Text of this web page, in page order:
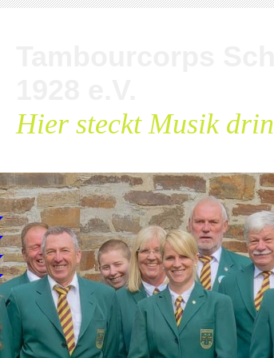
Hier steckt Musik drin